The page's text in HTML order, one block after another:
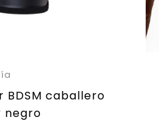
BDSM caballero
negro